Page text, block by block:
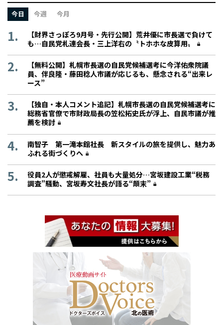
今日 今週 今月
【財界さっぽろ9月号・先行公開】荒井優に市長選で負けて
も…自民党札連会長・三上洋右の〝トホホな皮算用〟
【無料公開】札幌市長選の自民党候補選考に今洋佑衆院議
員、伴良隆・藤田稔人市議が応じるも、懸念される“出来レ
ース”
【独自・本人コメント追記】札幌市長選の自民党候補選考に
総務省官僚で市財政局長の笠松拓史氏が浮上、自民市議が推
薦を検討
南智子 第一滝本館社長 新スタイルの旅を提供し、魅力あ
ふれる街づくりへ
役員2人が懲戒解雇、社員も大量処分…宮坂建設工業“税務
調査”騒動、宮坂寿文社長が語る“顛末”